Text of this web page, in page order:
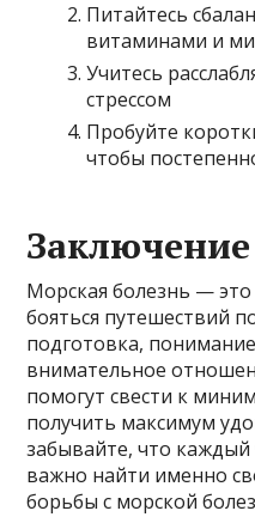
Питайтесь
витаминами и
Учитесь
стрессом
Пробуйте
чтобы
Заключение
Морская болезнь —
бояться путешествий
подготовка,
внимательное
помогут свести к
получить максимум
забывайте, что
важно найти именно
борьбы с морской